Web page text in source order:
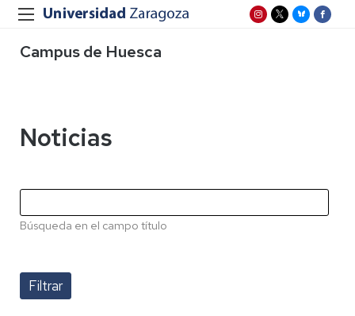
Campus de Huesca
Noticias
Búsqueda en el campo título